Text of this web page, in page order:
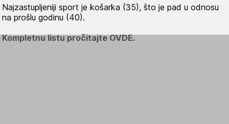
Najzastupljeniji sport je košarka (35), što je pad u odnosu
na prošlu godinu (40).
Kompletnu listu pročitajte OVDE.